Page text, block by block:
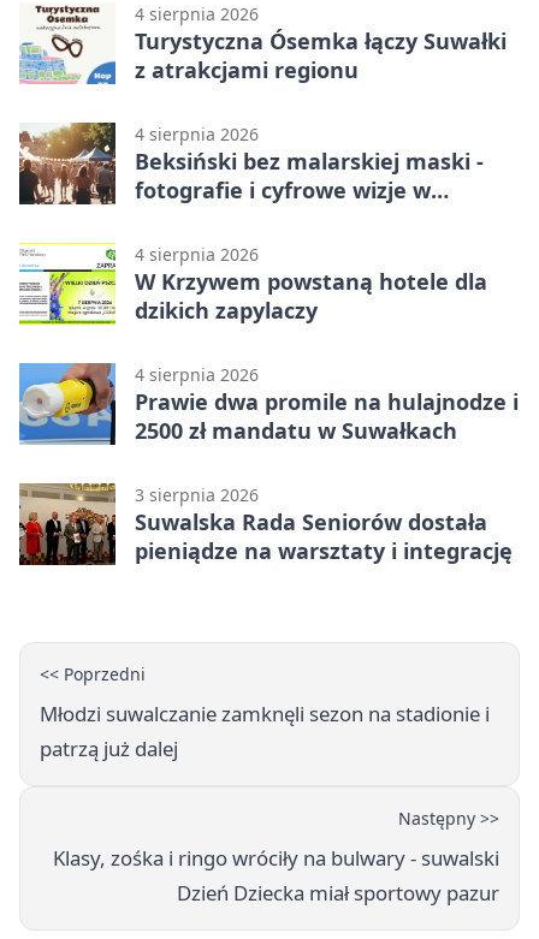
4 sierpnia 2026
Turystyczna Ósemka łączy Suwałki
z atrakcjami regionu
4 sierpnia 2026
Beksiński bez malarskiej maski -
fotografie i cyfrowe wizje w
4 sierpnia 2026
W Krzywem powstaną hotele dla
dzikich zapylaczy
4 sierpnia 2026
Prawie dwa promile na hulajnodze i
2500 zł mandatu w Suwałkach
3 sierpnia 2026
Suwalska Rada Seniorów dostała
pieniądze na warsztaty i integrację
<< Poprzedni
Młodzi suwalczanie zamknęli sezon na stadionie i
patrzą już dalej
Następny >>
Klasy, zośka i ringo wróciły na bulwary - suwalski
Dzień Dziecka miał sportowy pazur